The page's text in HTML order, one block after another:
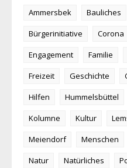
Ammersbek
Bauliches
Bürgerinitiative
Corona
Engagement
Familie
Freizeit
Geschichte
Hilfen
Hummelsbüttel
Kolumne
Kultur
Meiendorf
Menschen
Natur
Natürliches